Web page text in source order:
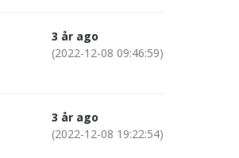
3 år ago
(2022-12-08 09:46:59)
3 år ago
(2022-12-08 19:22:54)